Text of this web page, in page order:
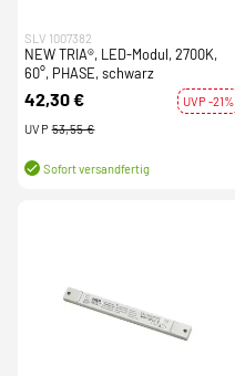
SLV 1007382
NEW TRIA®, LED-Modul, 2700K,
60°, PHASE, schwarz
42,30 €
UVP -21%
UVP 53,55 €
Sofort versandfertig